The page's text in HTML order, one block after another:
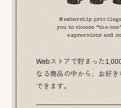
Membership
you to choose “the
expressions and
Webストアで貯まった
なる商品の中から、お好
できます。